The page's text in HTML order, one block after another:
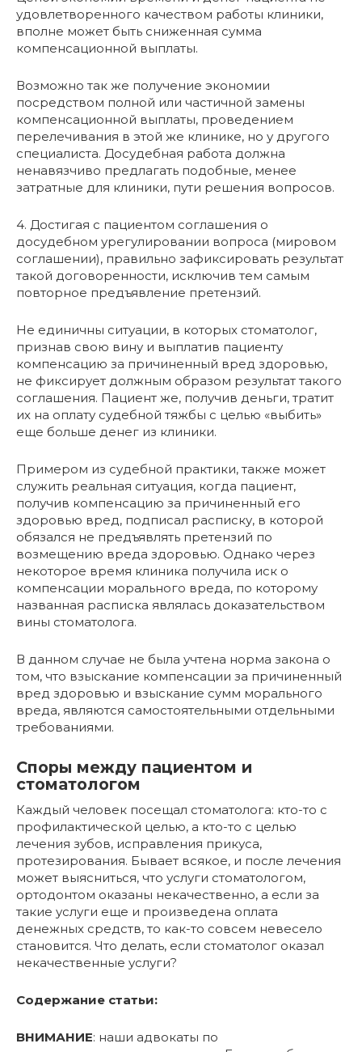
удовлетворенного качеством работы клиники,
вполне может быть сниженная сумма
компенсационной выплаты.
Возможно так же получение экономии
посредством полной или частичной замены
компенсационной выплаты, проведением
перелечивания в этой же клинике, но у другого
специалиста. Досудебная работа должна
ненавязчиво предлагать подобные, менее
затратные для клиники, пути решения вопросов.
4. Достигая с пациентом соглашения о
досудебном урегулировании вопроса (мировом
соглашении), правильно зафиксировать результат
такой договоренности, исключив тем самым
повторное предъявление претензий.
Не единичны ситуации, в которых стоматолог,
признав свою вину и выплатив пациенту
компенсацию за причиненный вред здоровью,
не фиксирует должным образом результат такого
соглашения. Пациент же, получив деньги, тратит
их на оплату судебной тяжбы с целью «выбить»
еще больше денег из клиники.
Примером из судебной практики, также может
служить реальная ситуация, когда пациент,
получив компенсацию за причиненный его
здоровью вред, подписал расписку, в которой
обязался не предъявлять претензий по
возмещению вреда здоровью. Однако через
некоторое время клиника получила иск о
компенсации морального вреда, по которому
названная расписка являлась доказательством
вины стоматолога.
В данном случае не была учтена норма закона о
том, что взыскание компенсации за причиненный
вред здоровью и взыскание сумм морального
вреда, являются самостоятельными отдельными
требованиями.
Споры между пациентом и
стоматологом
Каждый человек посещал стоматолога: кто-то с
профилактической целью, а кто-то с целью
лечения зубов, исправления прикуса,
протезирования. Бывает всякое, и после лечения
может выясниться, что услуги стоматологом,
ортодонтом оказаны некачественно, а если за
такие услуги еще и произведена оплата
денежных средств, то как-то совсем невесело
становится. Что делать, если стоматолог оказал
некачественные услуги?
Содержание статьи:
ВНИМАНИЕ: наши адвокаты по